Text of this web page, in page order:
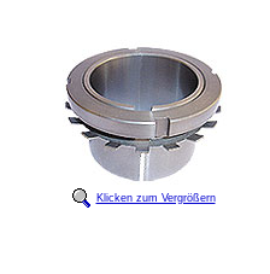
Klicken zum Vergrößern